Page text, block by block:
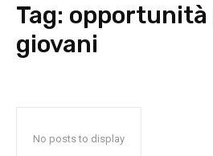
Tag: opportunità
giovani
No posts to display